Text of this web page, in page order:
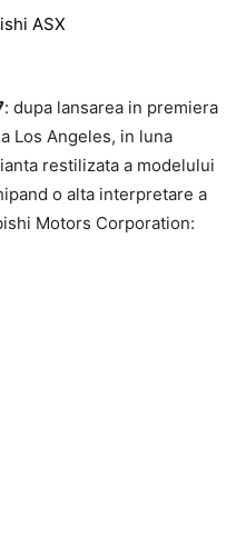
: dupa lansarea in premiera
Los Angeles, in luna
restilizata a modelului
o alta interpretare a
Motors Corporation: